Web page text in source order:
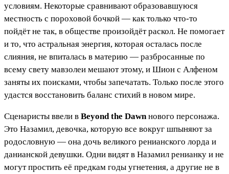
условиям. Некоторые сравнивают образовавшуюся
местность с пороховой бочкой — как только что-то
пойдёт не так, в обществе произойдёт раскол. Не помогает
и то, что астральная энергия, которая осталась после
слияния, не впиталась в материю — разбросанные по
всему свету мавзолеи мешают этому, и Шион с Алфеном
заняты их поисками, чтобы запечатать. Только после этого
удастся восстановить баланс стихий в новом мире.
Сценаристы ввели в Beyond the Dawnнового персонажа.
Это Назамил, девочка, которую все вокруг шпыняют за
родословную — она дочь великого ренианского лорда и
данианской девушки. Одни видят в Назамил ренианку и не
могут простить её предкам годы угнетения, а другие не в